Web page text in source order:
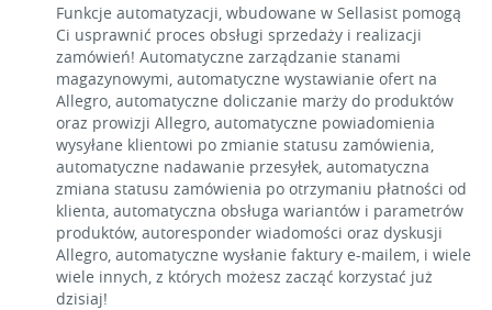
Funkcje automatyzacji, wbudowane w Sellasist pomogą
Ci usprawnić proces obsługi sprzedaży i realizacji
zamówień! Automatyczne zarządzanie stanami
magazynowymi, automatyczne wystawianie ofert na
Allegro, automatyczne doliczanie marży do produktów
oraz prowizji Allegro, automatyczne powiadomienia
wysyłane klientowi po zmianie statusu zamówienia,
automatyczne nadawanie przesyłek, automatyczna
zmiana statusu zamówienia po otrzymaniu płatności od
klienta, automatyczna obsługa wariantów i parametrów
produktów, autoresponder wiadomości oraz dyskusji
Allegro, automatyczne wysłanie faktury e-mailem, i wiele
wiele innych, z których możesz zacząć korzystać już
dzisiaj!